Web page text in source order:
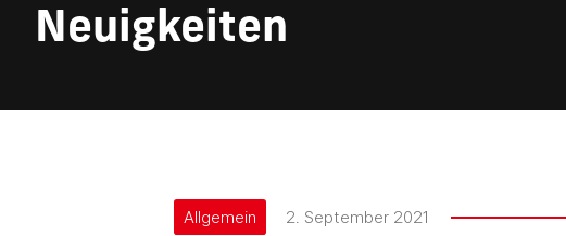
Neuigkeiten
Allgemein 2. September 2021